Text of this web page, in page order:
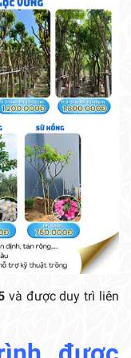
và được duy trì liên